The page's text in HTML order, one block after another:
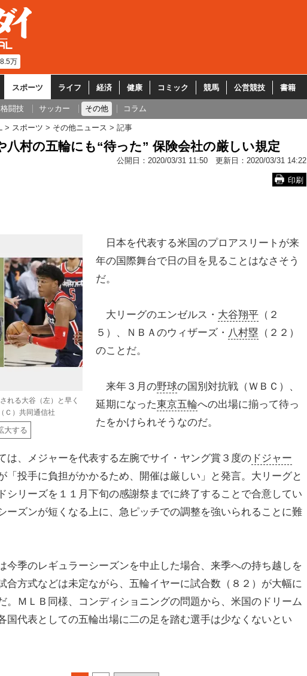
万
スポーツ ライフ 経済 健康 コミック 競馬 公営競技 書籍
格闘技 サッカー その他 コラム
スポーツ その他ニュース 記事
八村の五輪にも“待った” 保険会社の厳しい規定
公開日： 2020/03/31 11:50 更新日： 2020/03/31 14:22
印刷
れる大谷（左）と早く
Ｃ）共同通信社
大する
日本を代表する米国のプロアスリートが来
年の国際舞台で日の目を見ることはなさそう
だ。
大リーグのエンゼルス・ 大谷翔平 （２
５）、ＮＢＡのウィザーズ・ 八村塁 （２２）
のことだ。
来年３月の野球の国別対抗戦（ＷＢＣ）、
延期になった東京五輪への出場に揃って待っ
たをかけられそうなのだ。
は、メジャーを代表する左腕でサイ・ヤング賞３度の ドジャー
「投手に負担がかかるため、開催は厳しい」と発言。大リーグと
シリーズを１１月下旬の感謝祭までに終了することで合意してい
ーズンが短くなる上に、急ピッチでの調整を強いられることに難
季のレギュラーシーズンを中止した場合、来季への持ち越しを
合方式などは未定ながら、五輪イヤーに試合数（８２）が大幅に
。ＭＬＢ同様、コンディショニングの問題から、米国のドリーム
国代表としての五輪出場に二の足を踏む選手は少なくないとい